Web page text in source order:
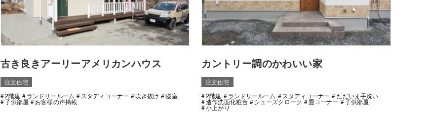
古き良きアーリーアメリカンハウス
注文住宅
2階建
ランドリールーム スタディコーナー 吹き抜け 寝室
子供部屋 お客様の声掲載
カントリー調のかわいい家
注文住宅
2階建
ランドリールーム スタディコーナー ただいま手洗い
造作洗面化粧台 シューズクローク 畳コーナー 子供部屋
小上がり